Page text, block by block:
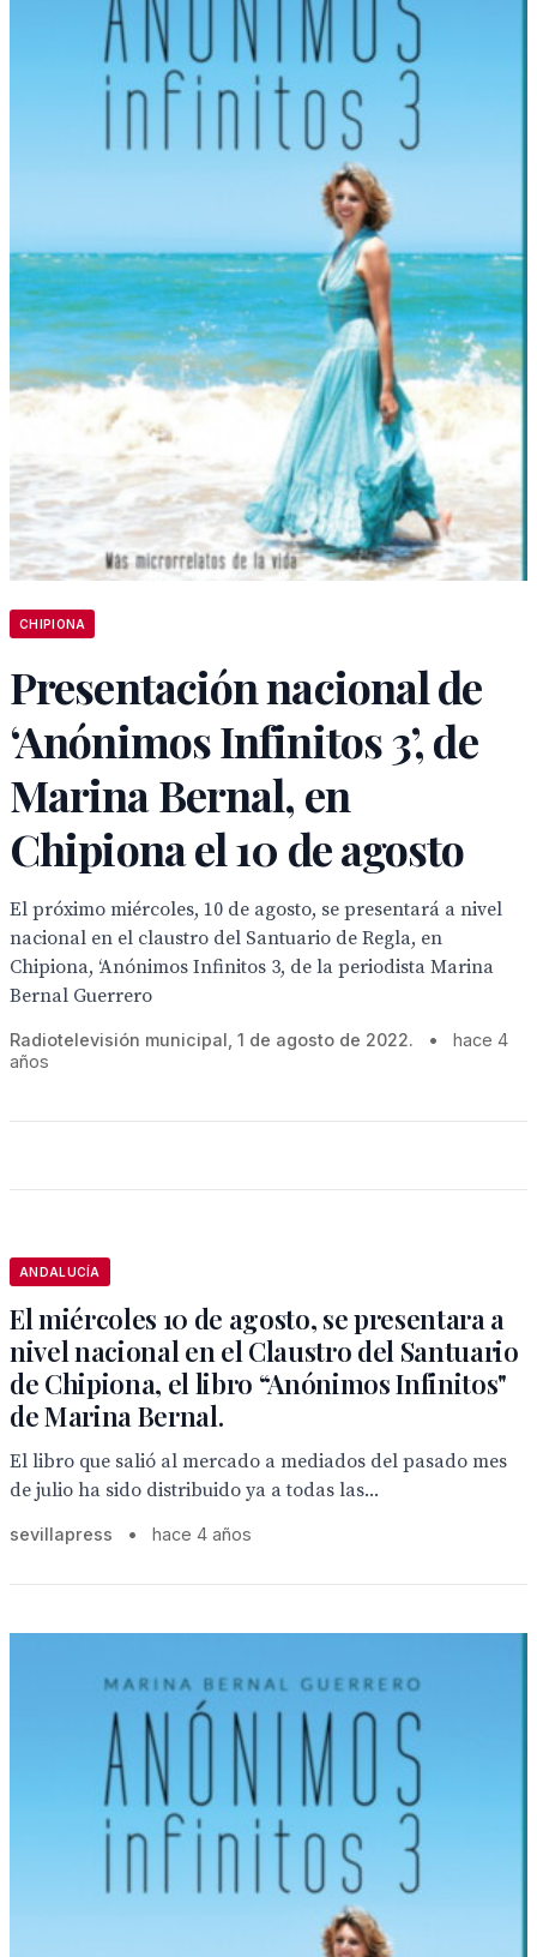
CHIPIONA
Presentación nacional de
‘Anónimos Infinitos 3’, de
Marina Bernal, en
Chipiona el 10 de agosto
El próximo miércoles, 10 de agosto, se presentará a nivel
nacional en el claustro del Santuario de Regla, en
Chipiona, ‘Anónimos Infinitos 3, de la periodista Marina
Bernal Guerrero
Radiotelevisión municipal, 1 de agosto de 2022. •
hace 4
años
ANDALUCÍA
El miércoles 10 de agosto, se presentara a
nivel nacional en el Claustro del Santuario
de Chipiona, el libro “Anónimos Infinitos"
de Marina Bernal.
El libro que salió al mercado a mediados del pasado mes
de julio ha sido distribuido ya a todas las...
sevillapress • hace 4 años